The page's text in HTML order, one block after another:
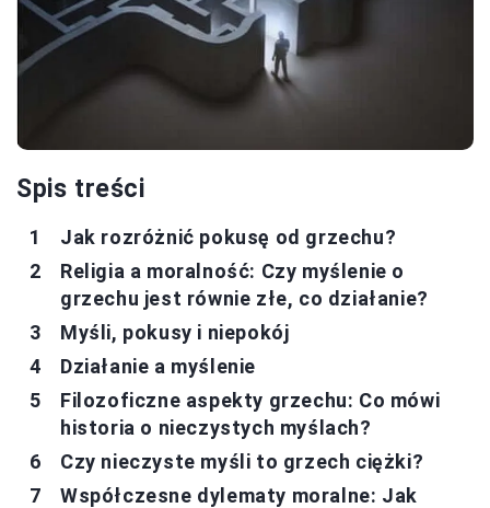
Spis treści
Jak rozróżnić pokusę od grzechu?
Religia a moralność: Czy myślenie o
grzechu jest równie złe, co działanie?
Myśli, pokusy i niepokój
Działanie a myślenie
Filozoficzne aspekty grzechu: Co mówi
historia o nieczystych myślach?
Czy nieczyste myśli to grzech ciężki?
Współczesne dylematy moralne: Jak